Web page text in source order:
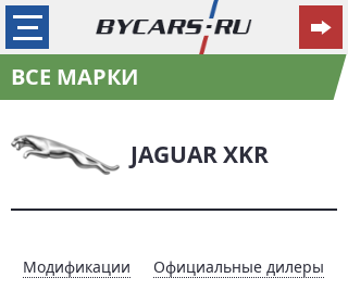
ВСЕ МАРКИ
JAGUAR XKR
Модификации Официальные дилеры